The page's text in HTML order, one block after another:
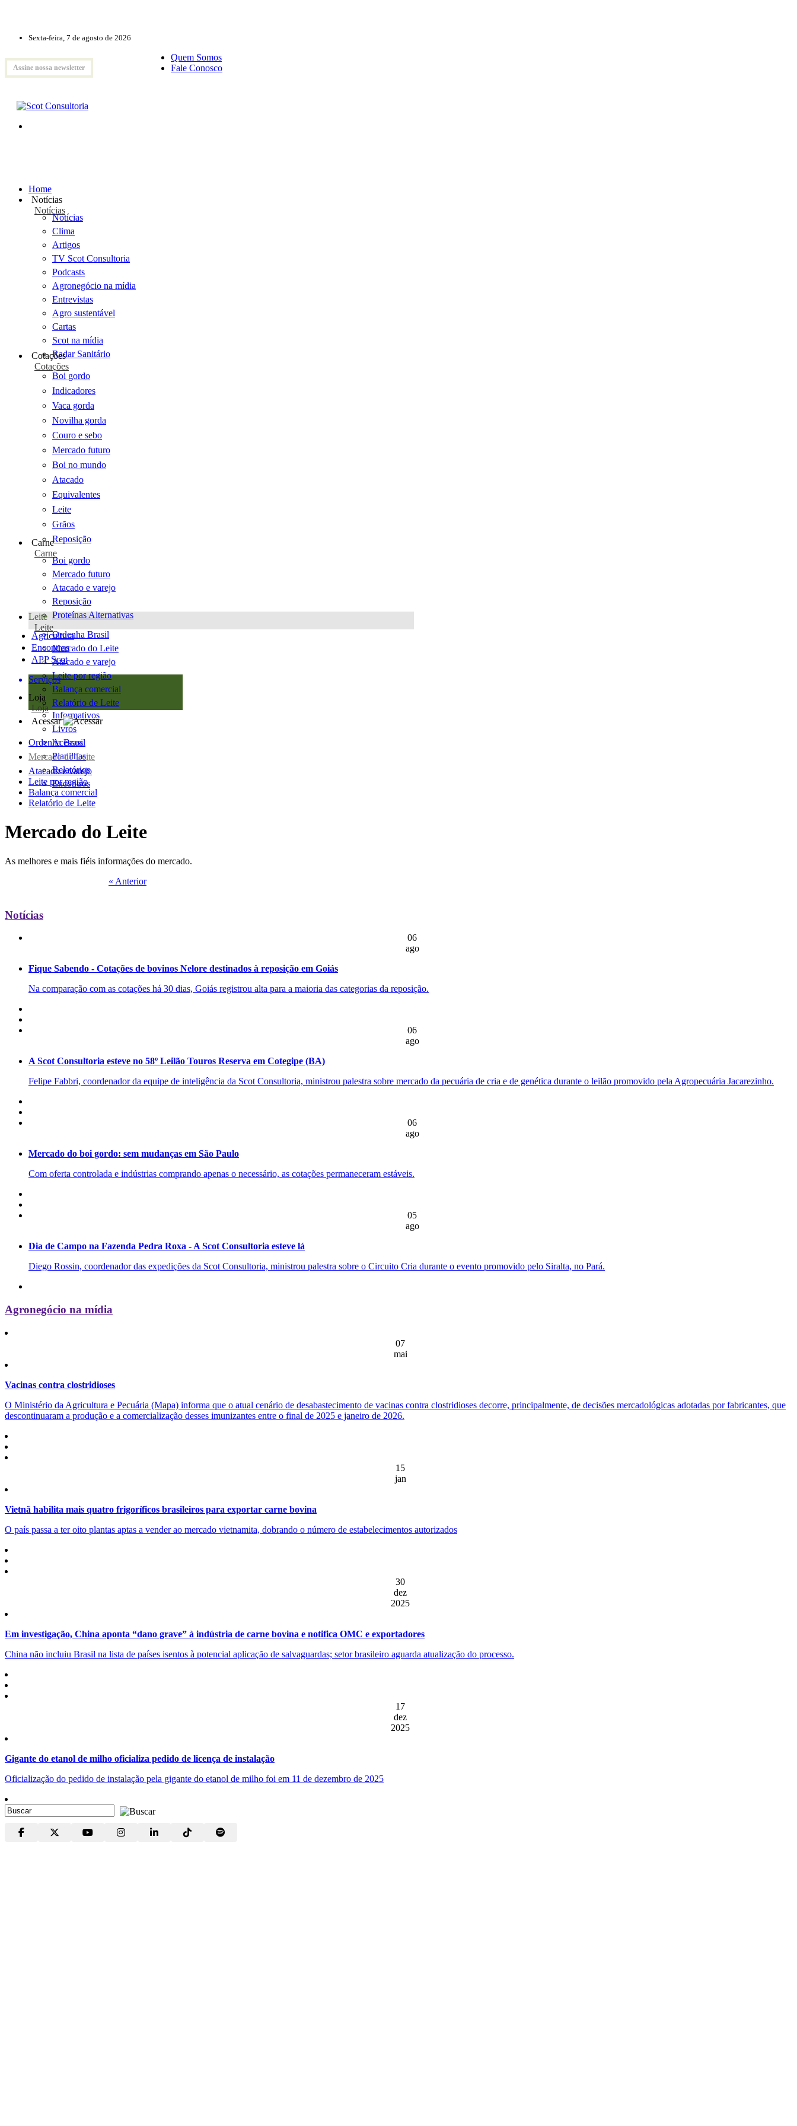
Sexta-feira, 7 de agosto de 2026
Assine nossa newsletter
Quem Somos
Fale Conosco
Home
Notícias
Notícias
Notícias
Clima
Artigos
TV Scot Consultoria
Podcasts
Agronegócio na mídia
Entrevistas
Agro sustentável
Cartas
Scot na mídia
Radar Sanitário
Cotações
Cotações
Boi gordo
Indicadores
Vaca gorda
Novilha gorda
Couro e sebo
Mercado futuro
Boi no mundo
Atacado
Equivalentes
Leite
Grãos
Reposição
Carne
Carne
Boi gordo
Mercado futuro
Atacado e varejo
Reposição
Proteínas Alternativas
Leite
Leite
Ordenha Brasil
Mercado do Leite
Atacado e varejo
Leite por região
Balança comercial
Relatório de Leite
Agricultura
Encontros
APP Scot
Serviços
Loja
Loja
Informativos
Livros
Acessos
Planilhas
Relatórios
Encontros
Acessar
Ordenha Brasil
Mercado do Leite
Atacado e varejo
Leite por região
Balança comercial
Relatório de Leite
Mercado do Leite
As melhores e mais fiéis informações do mercado.
« Anterior
Notícias
06
ago
Fique Sabendo - Cotações de bovinos Nelore destinados à reposição em Goiás
Na comparação com as cotações há 30 dias, Goiás registrou alta para a maioria das categorias da reposição.
06
ago
A Scot Consultoria esteve no 58º Leilão Touros Reserva em Cotegipe (BA)
Felipe Fabbri, coordenador da equipe de inteligência da Scot Consultoria, ministrou palestra sobre mercado da pecuária de cria e de genética durante o leilão promovido pela Agropecuária Jacarezinho.
06
ago
Mercado do boi gordo: sem mudanças em São Paulo
Com oferta controlada e indústrias comprando apenas o necessário, as cotações permaneceram estáveis.
05
ago
Dia de Campo na Fazenda Pedra Roxa - A Scot Consultoria esteve lá
Diego Rossin, coordenador das expedições da Scot Consultoria, ministrou palestra sobre o Circuito Cria durante o evento promovido pelo Siralta, no Pará.
Agronegócio na mídia
07
mai
Vacinas contra clostridioses
O Ministério da Agricultura e Pecuária (Mapa) informa que o atual cenário de desabastecimento de vacinas contra clostridioses decorre, principalmente, de decisões mercadológicas adotadas por fabricantes, que
descontinuaram a produção e a comercialização desses imunizantes entre o final de 2025 e janeiro de 2026.
15
jan
Vietnã habilita mais quatro frigoríficos brasileiros para exportar carne bovina
O país passa a ter oito plantas aptas a vender ao mercado vietnamita, dobrando o número de estabelecimentos autorizados
30
dez
2025
Em investigação, China aponta “dano grave” à indústria de carne bovina e notifica OMC e exportadores
China não incluiu Brasil na lista de países isentos à potencial aplicação de salvaguardas; setor brasileiro aguarda atualização do processo.
17
dez
2025
Gigante do etanol de milho oficializa pedido de licença de instalação
Oficialização do pedido de instalação pela gigante do etanol de milho foi em 11 de dezembro de 2025